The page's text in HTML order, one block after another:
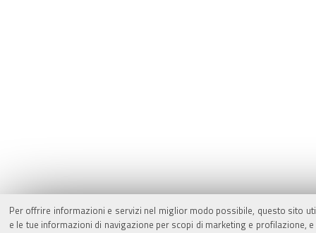
Per offrire informazioni e servizi nel miglior modo possibile, questo sito
e le tue informazioni di navigazione per scopi di marketing e